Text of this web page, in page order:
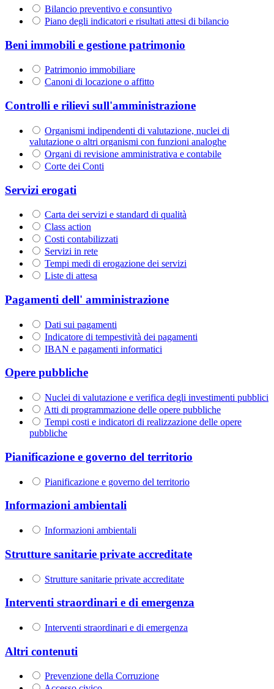
Bilancio preventivo e consuntivo
Piano degli indicatori e risultati attesi di bilancio
Beni immobili e gestione patrimonio
Patrimonio immobiliare
Canoni di locazione o affitto
Controlli e rilievi sull'amministrazione
Organismi indipendenti di valutazione, nuclei di
valutazione o altri organismi con funzioni analoghe
Organi di revisione amministrativa e contabile
Corte dei Conti
Servizi erogati
Carta dei servizi e standard di qualità
Class action
Costi contabilizzati
Servizi in rete
Tempi medi di erogazione dei servizi
Liste di attesa
Pagamenti dell' amministrazione
Dati sui pagamenti
Indicatore di tempestività dei pagamenti
IBAN e pagamenti informatici
Opere pubbliche
Nuclei di valutazione e verifica degli investimenti pubblici
Atti di programmazione delle opere pubbliche
Tempi costi e indicatori di realizzazione delle opere
pubbliche
Pianificazione e governo del territorio
Pianificazione e governo del territorio
Informazioni ambientali
Informazioni ambientali
Strutture sanitarie private accreditate
Strutture sanitarie private accreditate
Interventi straordinari e di emergenza
Interventi straordinari e di emergenza
Altri contenuti
Prevenzione della Corruzione